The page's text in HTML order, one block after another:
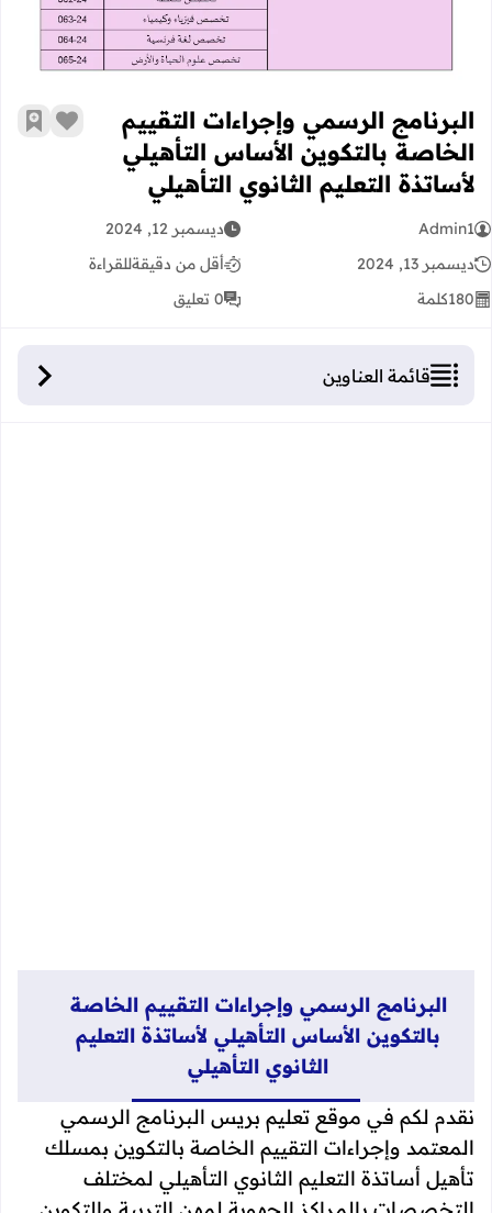
البرنامج الرسمي وإجراءات التقييم
الخاصة بالتكوين الأساس التأهيلي
لأساتذة التعليم الثانوي التأهيلي
زر أضف
Admin1
ديسمبر 12, 2024
ديسمبر 13, 2024
أقل من دقيقةللقراءة
180كلمة 0 تعليق
قائمة العناوين
البرنامج الرسمي وإجراءات التقييم الخاصة
بالتكوين الأساس التأهيلي لأساتذة التعليم
الثانوي التأهيلي
نقدم لكم في موقع تعليم بريس البرنامج الرسمي
المعتمد وإجراءات التقييم الخاصة بالتكوين بمسلك
تأهيل أساتذة التعليم الثانوي التأهيلي لمختلف